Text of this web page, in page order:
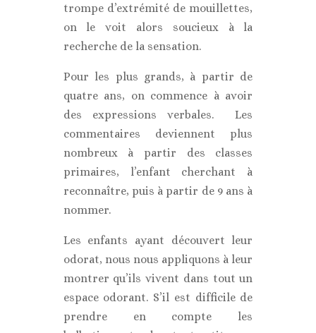
trompe d’extrémité de mouillettes,
on le voit alors soucieux à la
recherche de la sensation.
Pour les plus grands, à partir de
quatre ans, on commence à avoir
des expressions verbales. Les
commentaires deviennent plus
nombreux à partir des classes
primaires, l’enfant cherchant à
reconnaître, puis à partir de 9 ans à
nommer.
Les enfants ayant découvert leur
odorat, nous nous appliquons à leur
montrer qu’ils vivent dans tout un
espace odorant. S’il est difficile de
prendre en compte les